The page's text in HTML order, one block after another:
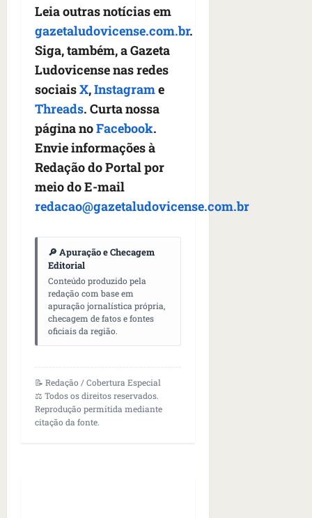
Leia outras notícias em
gazetaludovicense.com.br.
Siga, também, a Gazeta
Ludovicense nas redes
sociaisX,Instagrame
Threads. Curta nossa
página noFacebook.
Envie informações à
Redação do Portal por
meio do E-mail
redacao@gazetaludovicense.com.br
🔎 Apuração e Checagem
Editorial
Conteúdo produzido pela
redação com base em
apuração jornalística própria,
checagem de fatos e fontes
oficiais da região.
📝 Redação / Cobertura Especial
⚖️ Todos os direitos reservados.
Reprodução permitida mediante
citação da fonte.